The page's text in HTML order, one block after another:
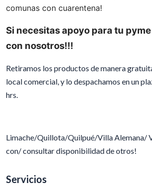
comunas con cuarentena!
Si necesitas apoyo para tu
con nosotros!!!
Retiramos los productos de manera
local comercial, y lo despachamos en un
hrs.
Limache/Quillota/Quilpué/Villa Alemana/
con/ consultar disponibilidad de otros!
Servicios